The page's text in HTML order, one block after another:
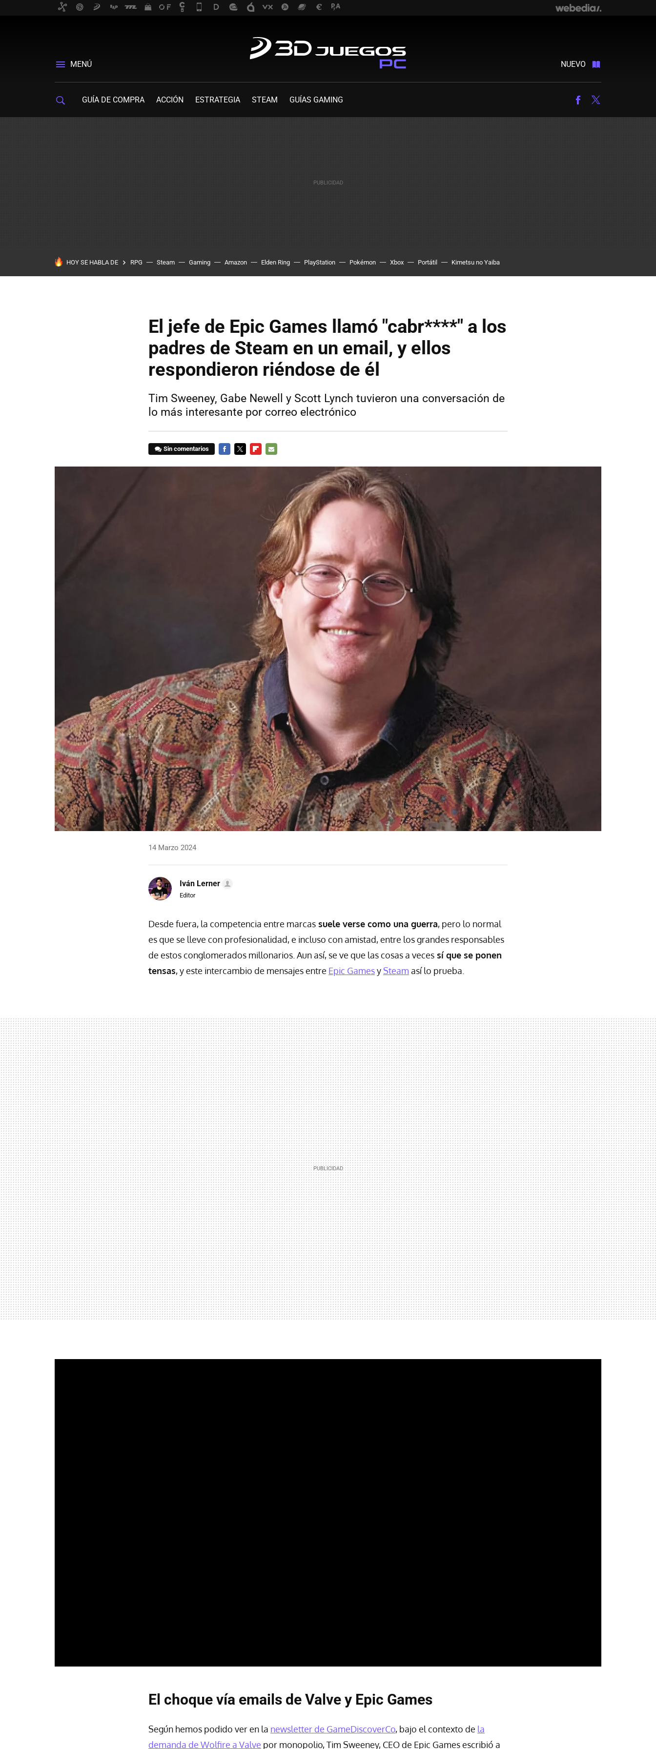
MENÚ NUEVO
GUÍA DE COMPRA ACCIÓN ESTRATEGIA STEAM GUÍAS GAMING Facebook
HOY SE HABLA DE RPG Steam Gaming Amazon Elden Ring PlayStation Pokémon Xbox Portátil Kimetsu no Yaiba
El jefe de Epic Games llamó "cabr****" a los
padres de Steam en un email, y ellos
respondieron riéndose de él
Tim Sweeney, Gabe Newell y Scott Lynch tuvieron una conversación de
lo más interesante por correo electrónico
Sin comentarios
14 Marzo 2024
Iván Lerner
Editor
Desde fuera, la competencia entre marcas suele verse como una guerra, pero lo normal
es que se lleve con profesionalidad, e incluso con amistad, entre los grandes responsables
de estos conglomerados millonarios. Aun así, se ve que las cosas a veces sí que se ponen
tensas, y este intercambio de mensajes entre Epic Gamesy Steam así lo prueba.
El choque vía emails de Valve y Epic Games
Según hemos podido ver en la newsletter de GameDiscoverCo, bajo el contexto de la
demanda de Wolfire a Valve por monopolio, Tim Sweeney, CEO de Epic Games escribió a